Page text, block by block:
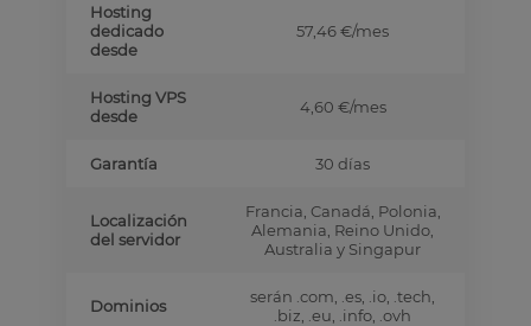
Hosting
dedicado
desde
57,46 €/mes
Hosting VPS
desde
4,60 €/mes
Garantía 30 días
Localización
del servidor
Francia, Canadá, Polonia,
Alemania, Reino Unido,
Australia y Singapur
Dominios
serán .com, .es, .io, .tech,
.biz, .eu, .info, .ovh